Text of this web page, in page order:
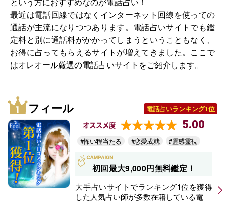
最近は電話回線ではなくインターネット回線を使っての
通話が主流になりつつあります。電話占いサイトでも鑑
定料と別に通話料がかかってしまうということもなく、
お得に占ってもらえるサイトが増えてきました。ここで
はオレオール厳選の電話占いサイトをご紹介します。
フィール 電話占いランキング1位
オススメ度 5.00
#怖い程当たる #恋愛成就 #霊感霊視
初回最大9,000円無料鑑定！
大手占いサイトでランキング1位を獲得
した人気占い師が多数在籍している電